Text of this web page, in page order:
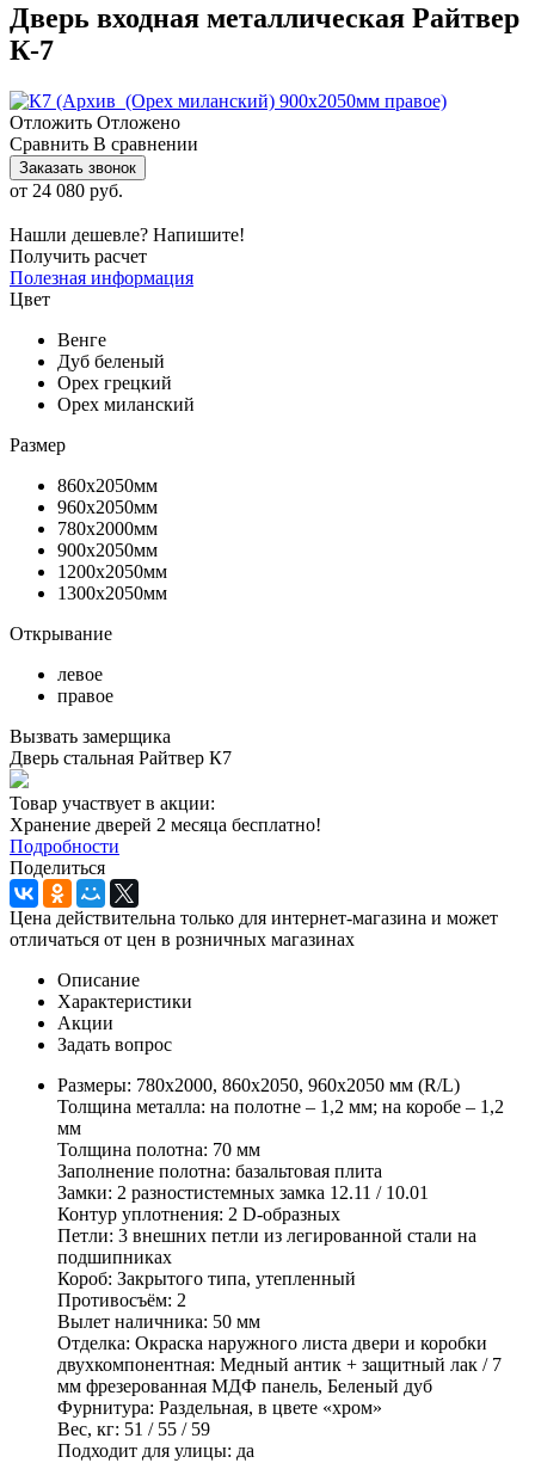
Дверь входная металлическая Райтвер
К-7
Отложить Отложено
Сравнить В сравнении
Заказать звонок
от 24 080 руб.
Нашли дешевле? Напишите!
Получить расчет
Полезная информация
Цвет
Венге
Дуб беленый
Орех грецкий
Орех миланский
Размер
860х2050мм
960х2050мм
780х2000мм
900х2050мм
1200х2050мм
1300х2050мм
Открывание
левое
правое
Вызвать замерщика
Дверь стальная Райтвер К7
Товар участвует в акции:
Хранение дверей 2 месяца бесплатно!
Подробности
Поделиться
Цена действительна только для интернет-магазина и может
отличаться от цен в розничных магазинах
Описание
Характеристики
Акции
Задать вопрос
Размеры: 780х2000, 860х2050, 960х2050 мм (R/L)
Толщина металла: на полотне – 1,2 мм; на коробе – 1,2
мм
Толщина полотна: 70 мм
Заполнение полотна: базальтовая плита
Замки: 2 разностистемных замка 12.11 / 10.01
Контур уплотнения: 2 D-образных
Петли: 3 внешних петли из легированной стали на
подшипниках
Короб: Закрытого типа, утепленный
Противосъём: 2
Вылет наличника: 50 мм
Отделка: Окраска наружного листа двери и коробки
двухкомпонентная: Медный антик + защитный лак / 7
мм фрезерованная МДФ панель, Беленый дуб
Фурнитура: Раздельная, в цвете «хром»
Вес, кг: 51 / 55 / 59
Подходит для улицы: да